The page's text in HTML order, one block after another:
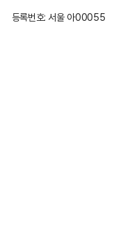
등록번호: 서울 아00055